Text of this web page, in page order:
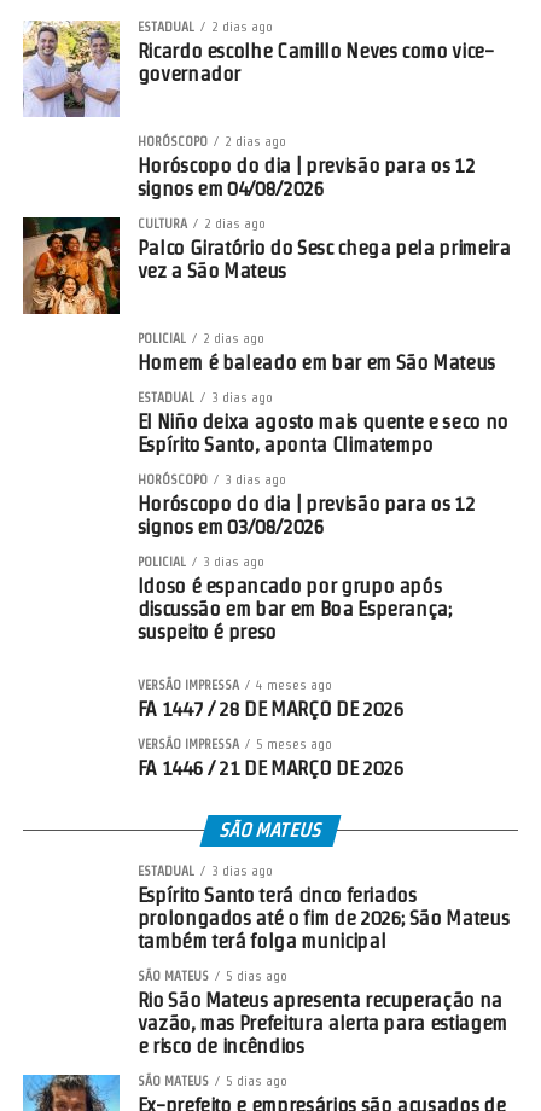
ESTADUAL 2 dias ago
Ricardo escolhe Camillo Neves como vice-
governador
HORÓSCOPO 2 dias ago
Horóscopo do dia | previsão para os 12
signos em 04/08/2026
CULTURA 2 dias ago
Palco Giratório do Sesc chega pela primeira
vez a São Mateus
POLICIAL 2 dias ago
Homem é baleado em bar em São Mateus
ESTADUAL 3 dias ago
El Niño deixa agosto mais quente e seco no
Espírito Santo, aponta Climatempo
HORÓSCOPO 3 dias ago
Horóscopo do dia | previsão para os 12
signos em 03/08/2026
POLICIAL 3 dias ago
Idoso é espancado por grupo após
discussão em bar em Boa Esperança;
suspeito é preso
VERSÃO IMPRESSA 4 meses ago
FA 1447 / 28 DE MARÇO DE 2026
VERSÃO IMPRESSA 5 meses ago
FA 1446 / 21 DE MARÇO DE 2026
SÃO MATEUS
ESTADUAL 3 dias ago
Espírito Santo terá cinco feriados
prolongados até o fim de 2026; São Mateus
também terá folga municipal
SÃO MATEUS 5 dias ago
Rio São Mateus apresenta recuperação na
vazão, mas Prefeitura alerta para estiagem
e risco de incêndios
SÃO MATEUS 5 dias ago
Ex-prefeito e empresários são acusados de